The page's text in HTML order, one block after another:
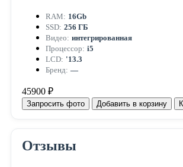
RAM: 16Gb
SSD: 256 ГБ
Видео: интегрированная
Процессор: i5
LCD: '13.3
Бренд: —
45900 ₽
Запросить фото Добавить в корзину
Отзывы